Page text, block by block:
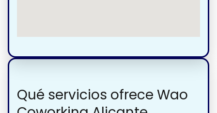
Qué servicios ofrece Wao